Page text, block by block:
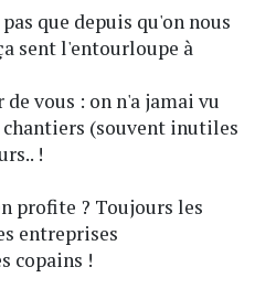
que depuis qu'on nous
sent l'entourloupe à
vous : on n'a jamai vu
chantiers (souvent inutiles
!
profite ? Toujours les
entreprises
copains !